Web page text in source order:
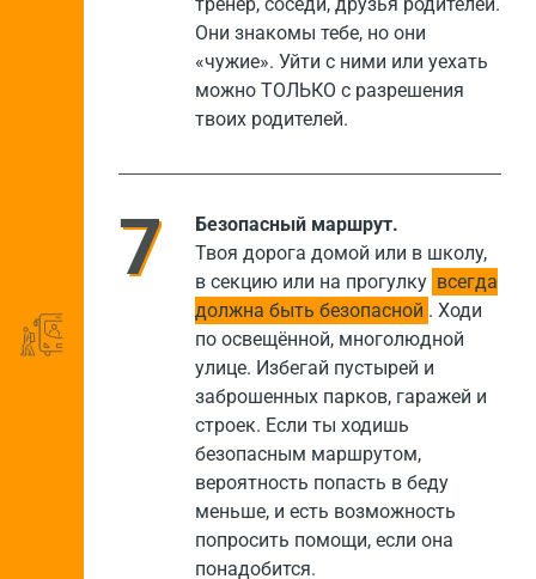
Они знакомы тебе, но они
«чужие». Уйти с ними или уехать
можно ТОЛЬКО с разрешения
твоих родителей.
Безопасный маршрут.
Твоя дорога домой или в школу,
в секцию или на прогулку всегда
должна быть безопасной . Ходи
по освещённой, многолюдной
улице. Избегай пустырей и
заброшенных парков, гаражей и
строек. Если ты ходишь
безопасным маршрутом,
вероятность попасть в беду
меньше, и есть возможность
попросить помощи, если она
понадобится.